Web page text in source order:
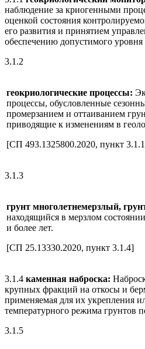
наблюдение за криогенными
оценкой состояния
его развития и принятием
обеспечению допустимого уровня
3.1.2
геокриологические процессы:
процессы, обусловленные
промерзанием и оттаиванием
приводящие к изменениям в
[СП 493.1325800.2020, пункт
3.1.3
грунт многолетнемерзлый,
находящийся в мерзлом
и более лет.
[СП 25.13330.2020, пункт 3.1.4]
3.1.4 каменная наброска:
крупных фракций на откосы и
применяемая для их укрепления
температурного режима грунтов
3.1.5